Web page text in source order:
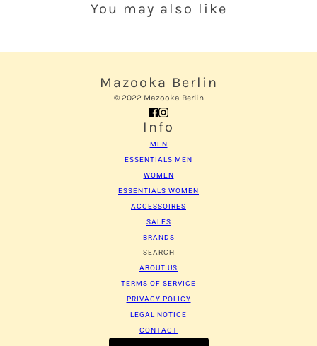
You may also like
Mazooka Berlin
© 2022 Mazooka Berlin
Info
MEN
ESSENTIALS MEN
WOMEN
ESSENTIALS WOMEN
ACCESSOIRES
SALES
BRANDS
SEARCH
ABOUT US
TERMS OF SERVICE
PRIVACY POLICY
LEGAL NOTICE
CONTACT